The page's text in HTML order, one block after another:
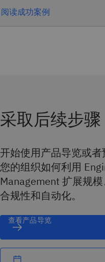
阅读成功案例
采取后续步骤
开始使用产品导览或
您的组织如何利用
Management 扩展规
合规性和自动化。
查看产品导览